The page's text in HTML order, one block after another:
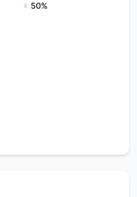
♀ 50%